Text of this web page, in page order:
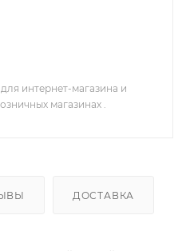
интернет-магазина и
магазинах .
ДОСТАВКА